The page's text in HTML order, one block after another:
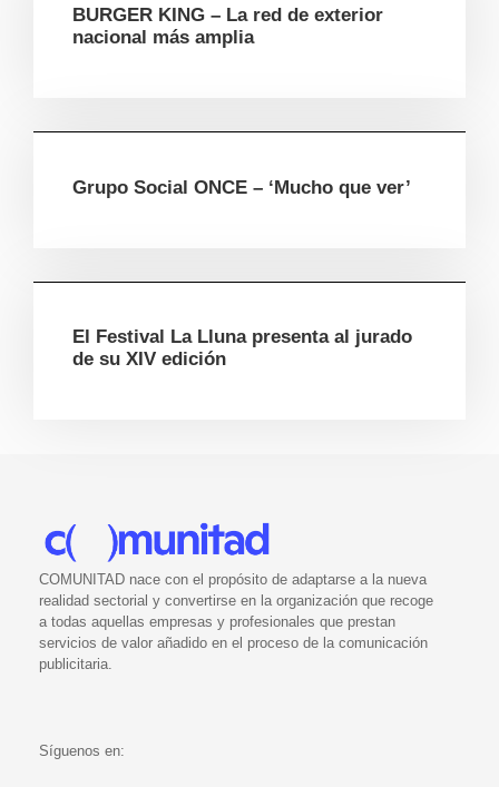
BURGER KING – La red de exterior
nacional más amplia
Grupo Social ONCE – ‘Mucho que ver’
El Festival La Lluna presenta al jurado
de su XIV edición
COMUNITAD nace con el propósito de adaptarse a la nueva
realidad sectorial y convertirse en la organización que recoge
a todas aquellas empresas y profesionales que prestan
servicios de valor añadido en el proceso de la comunicación
publicitaria.
Síguenos en: